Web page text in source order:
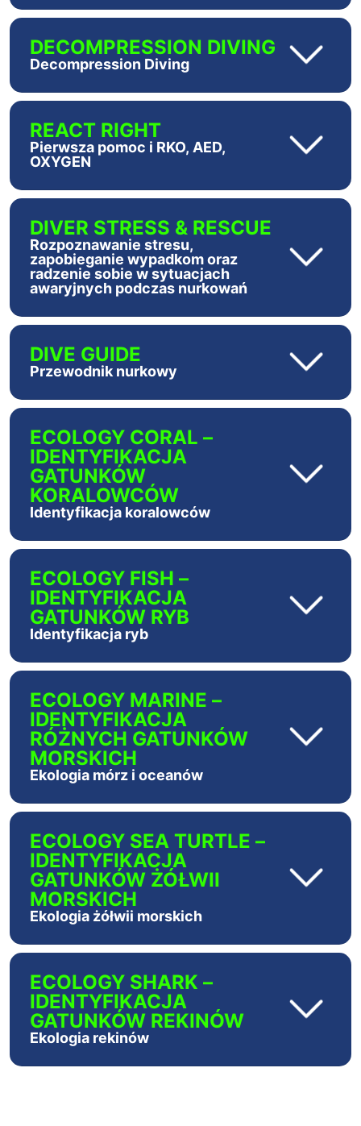
DECOMPRESSION DIVING
Decompression Diving
REACT RIGHT
Pierwsza pomoc i RKO, AED,
OXYGEN
DIVER STRESS & RESCUE
Rozpoznawanie stresu,
zapobieganie wypadkom oraz
radzenie sobie w sytuacjach
awaryjnych podczas nurkowań
DIVE GUIDE
Przewodnik nurkowy
ECOLOGY CORAL –
IDENTYFIKACJA
GATUNKÓW
KORALOWCÓW
Identyfikacja koralowców
ECOLOGY FISH –
IDENTYFIKACJA
GATUNKÓW RYB
Identyfikacja ryb
ECOLOGY MARINE –
IDENTYFIKACJA
RÓŻNYCH GATUNKÓW
MORSKICH
Ekologia mórz i oceanów
ECOLOGY SEA TURTLE –
IDENTYFIKACJA
GATUNKÓW ŻÓŁWII
MORSKICH
Ekologia żółwii morskich
ECOLOGY SHARK –
IDENTYFIKACJA
GATUNKÓW REKINÓW
Ekologia rekinów